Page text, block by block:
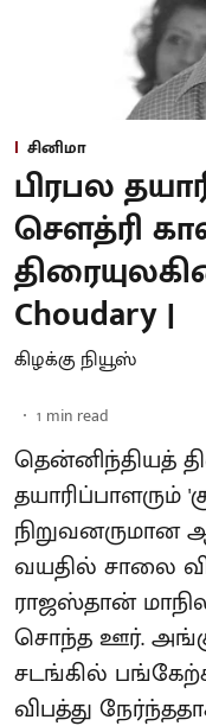
சினிமா
பிரபல
சௌத்ரி
Choudary |
கிழக்கு நியூஸ்
1 min read
தென்னிந்தியத்
தயாரிப்பாளரும்
நிறுவனருமான
வயதில் சாலை
ராஜஸ்தான்
சொந்த ஊர்.
சடங்கில்
விபத்து